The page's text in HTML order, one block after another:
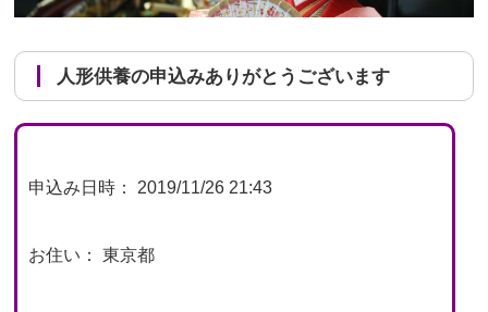
人形供養の申込みありがとうございます
申込み日時： 2019/11/26 21:43
お住い： 東京都